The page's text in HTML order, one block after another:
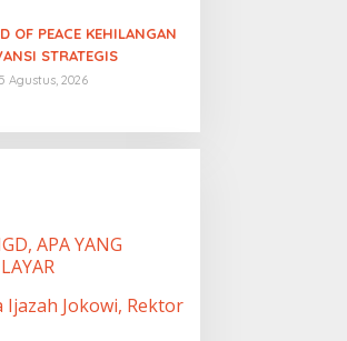
OF PEACE KEHILANGAN
STRATEGIS
Agustus, 2026
APA YANG
Ijazah Jokowi, Rektor